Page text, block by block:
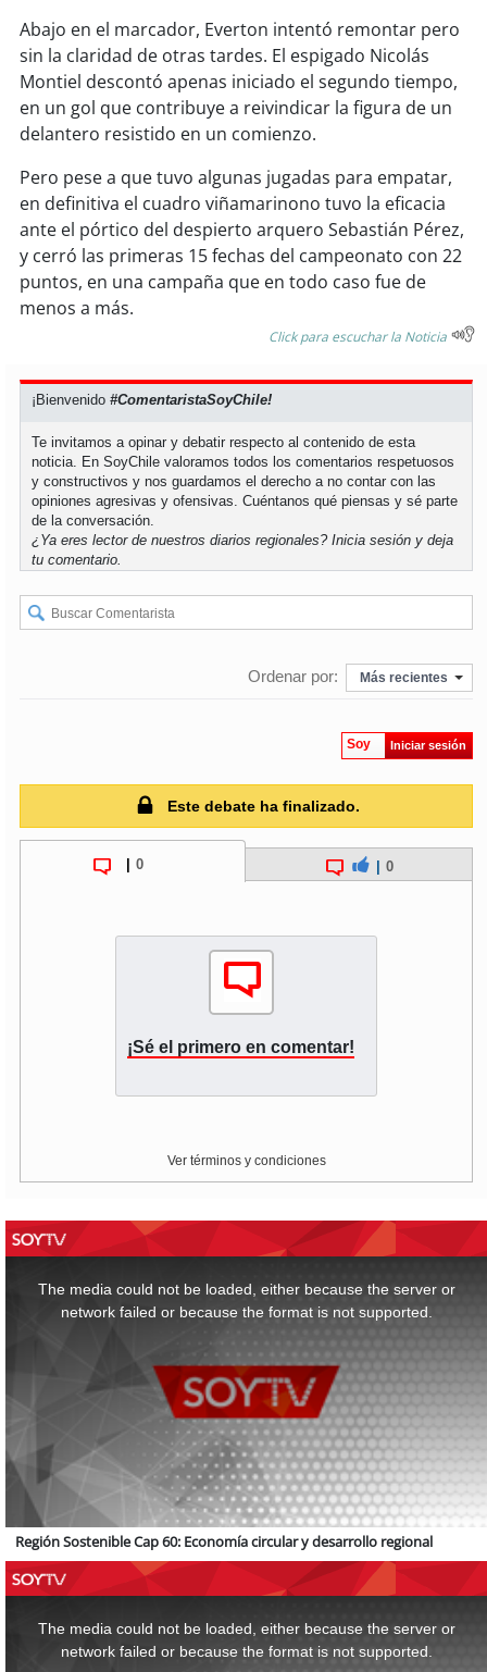
soy coronel
soy arauco
soytemuco
soyvaldivia
soy osorno
soypuertomontt
Abajo en el marcador, Everton intentó remontar pero
sin la claridad de otras tardes. El espigado Nicolás
Montiel descontó apenas iniciado el segundo tiempo,
en un gol que contribuye a reivindicar la figura de un
delantero resistido en un comienzo.
Pero pese a que tuvo algunas jugadas para empatar,
en definitiva el cuadro viñamarinono tuvo la eficacia
ante el pórtico del despierto arquero Sebastián Pérez,
y cerró las primeras 15 fechas del campeonato con 22
puntos, en una campaña que en todo caso fue de
menos a más.
Click para escuchar la Noticia
¡Bienvenido#ComentaristaSoyChile!
Te invitamos a opinar y debatir respecto al contenido de esta
noticia. En SoyChile valoramos todos los comentarios respetuosos
y constructivos y nos guardamos el derecho a no contar con las
opiniones agresivas y ofensivas. Cuéntanos qué piensas y sé parte
de la conversación.
¿Ya eres lector de nuestros diarios regionales?Inicia sesión y deja
tu comentario.
Ordenar por: Más recientes
Soy Iniciar sesión
Este debate ha finalizado.
0 0
¡Sé el primero en comentar!
Ver términos y condiciones
The media could not be loaded, either because the server or
network failed or because the format is not supported.
Región Sostenible Cap 60: Economía circular y desarrollo regional
The media could not be loaded, either because the server or
network failed or because the format is not supported.